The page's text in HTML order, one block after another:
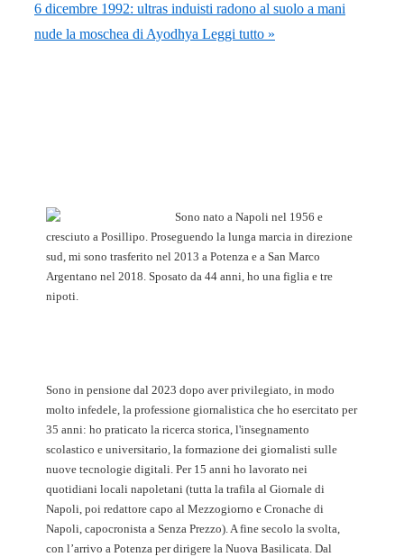
6 dicembre 1992: ultras induisti radono al suolo a mani
nude la moschea di Ayodhya Leggi tutto »
Sono nato a Napoli nel 1956 e
cresciuto a Posillipo. Proseguendo la lunga marcia in direzione
sud, mi sono trasferito nel 2013 a Potenza e a San Marco
Argentano nel 2018. Sposato da 44 anni, ho una figlia e tre
nipoti.
Sono in pensione dal 2023 dopo aver privilegiato, in modo
molto infedele, la professione giornalistica che ho esercitato per
35 anni: ho praticato la ricerca storica, l'insegnamento
scolastico e universitario, la formazione dei giornalisti sulle
nuove tecnologie digitali. Per 15 anni ho lavorato nei
quotidiani locali napoletani (tutta la trafila al Giornale di
Napoli, poi redattore capo al Mezzogiorno e Cronache di
Napoli, capocronista a Senza Prezzo). A fine secolo la svolta,
con l’arrivo a Potenza per dirigere la Nuova Basilicata. Dal